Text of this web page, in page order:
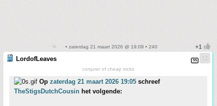
• zaterdag 21 maart 2026 @ 19:08 • 240
LordofLeaves
conjurer of cheap tricks
Op zaterdag 21 maart 2026 19:05 schreef
TheStigsDutchCousin het volgende: